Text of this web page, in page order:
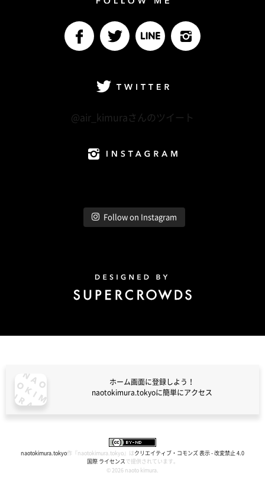
@air_kimuraさんのツイート
Follow on Instagram
ホーム画面に登録しよう！
naotokimura.tokyoに簡単にアクセス
naotokimura.tokyo作『 naotokimura.tokyo 』は クリエイティブ・コモンズ 表示 - 改変禁止 4.0
国際 ライセンス で提供されています。
© 2026 naoto kimura.